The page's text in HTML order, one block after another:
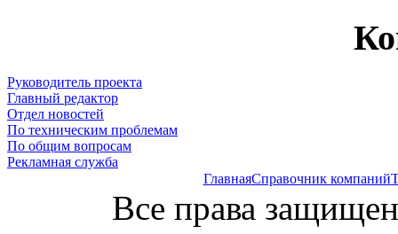
Руководитель проекта
Главный редактор
Отдел новостей
По техническим проблемам
По общим вопросам
Рекламная служба
ГлавнаяСправочник компаний
Все права